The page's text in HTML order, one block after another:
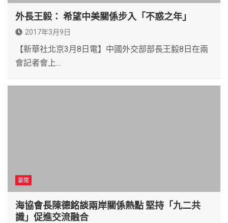
外長王毅： 希望中美關係步入「不惑之年」
2017年3月9日
【新華社北京3月8日電】中國外交部部長王毅8日在兩
會記者會上…
要聞
海協會長陳德銘談兩岸關係熱點 堅持「九二共
識」促進交流融合